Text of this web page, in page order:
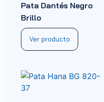
Pata Dantés Negro
Brillo
Ver producto